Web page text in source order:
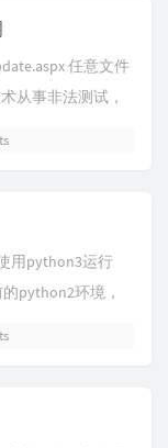
任意文件
从事非法测试，
用python3运行
python2环境，